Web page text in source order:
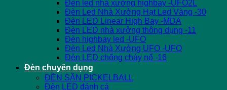
Đèn led nhà xưởng highbay -UFO2L
Đèn Led Nhà Xưởng Hạt Led Vàng -30
Đèn LED Linear High Bay -MDA
Đèn LED nhà xưởng thông dụng -11
Đèn highbay led -UFO
Đèn Led Nhà Xưởng UFO -UFO
Đèn LED chống cháy nổ -16
Đèn chuyên dụng
ĐÈN SÂN PICKELBALL
Đèn LED đánh cá